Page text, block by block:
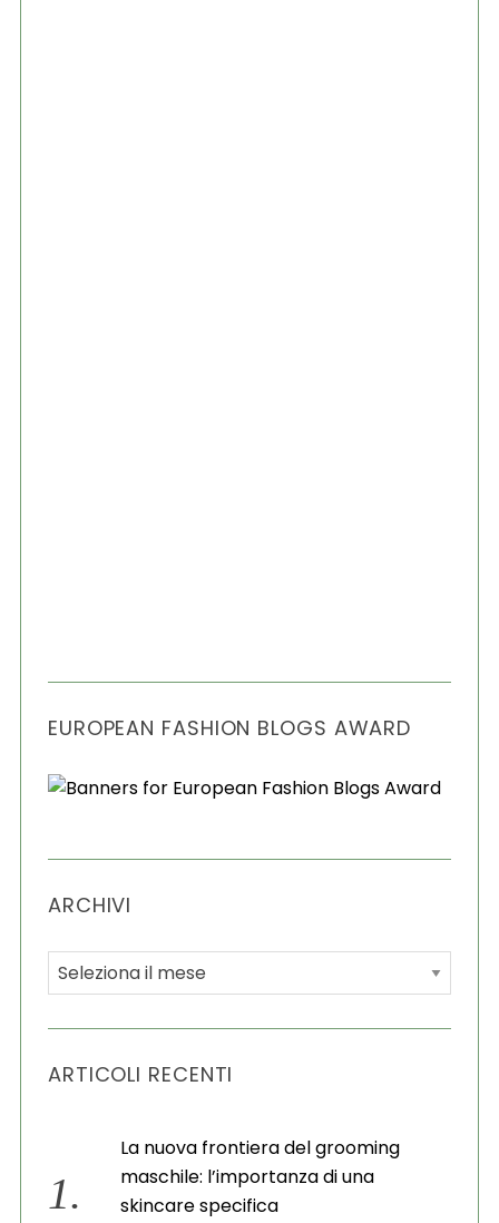
EUROPEAN FASHION BLOGS AWARD
ARCHIVI
A
r
c
iARTICOLI RECENTI
La nuova frontiera del grooming
maschile: l’importanza di una
skincare specifica